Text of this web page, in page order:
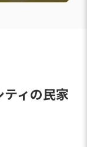
ティの民家